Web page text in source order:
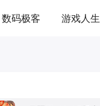
数码极客 游戏人生